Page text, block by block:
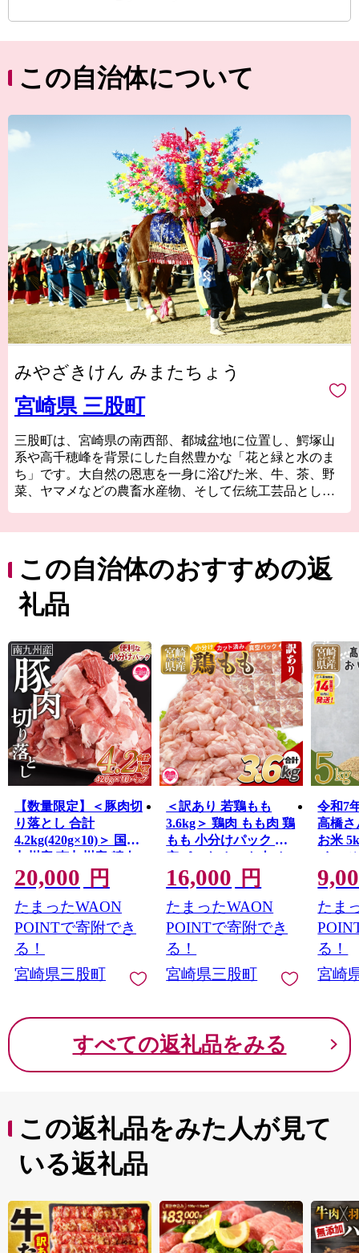
この自治体について
みやざきけん みまたちょう
宮崎県 三股町
三股町は、宮崎県の南西部、都城盆地に位置し、鰐塚山
系や高千穂峰を背景にした自然豊かな「花と緑と水のま
ち」です。大自然の恩恵を一身に浴びた米、牛、茶、野
菜、ヤマメなどの農畜水産物、そして伝統工芸品として
づいています。
ふるさと納税を通じて全国の皆さまとつながり、「三股
町を応援したい」という皆さまのお気持ちを「まちづく
り」に活かしたいと思います。
この自治体のおすすめの返
礼品
【数量限定】＜豚肉切
り落とし 合計
4.2kg(420g×10)＞ 国産
九州産 南九州産 精肉
脂身 赤身 部位 料理 普
段使い 小分け 便利 小
間切れ 豚こま 薄切り
袋 炒める しゃぶしゃ
ぶ お肉 お弁当 おかず
夕食 一品 生姜焼き 豚
汁 冷凍 保存【MI476-
20,000 円
たまったWAON
POINTで寄附でき
る！
宮崎県三股町
＜訳あり 若鶏もも
3.6kg＞ 鶏肉 もも肉 鶏
もも 小分けパック 真
空パック カット肉 カ
ット済み 切身 切り身
普段使い 料理 詰め合
わせ 精肉 県産 国産 炒
め物 煮物 からあげ お
弁当 おかず 訳アリ ご
家庭用 家庭用
【MI763-tr】
16,000 円
たまったWAON
POINTで寄附でき
る！
宮崎県三股町
令和7
高橋さ
お米
イス
食 ご
防災
ツヤ
お弁当
容量 5
分け
お礼
たま
る！
宮崎
すべての返礼品をみる
この返礼品をみた人が見て
いる返礼品